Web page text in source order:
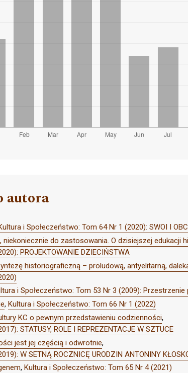
autora
i Społeczeństwo: Tom 64 Nr 1 (2020): SWOI I
niekoniecznie do zastosowania. O dzisiejszej edukacji
PROJEKTOWANIE DZIECIŃSTWA
historiograficzną – proludową, antyelitarną,
i Społeczeństwo: Tom 53 Nr 3 (2009): Przestrzenie
, Kultura i Społeczeństwo: Tom 66 Nr 1 (2022)
KC o pewnym przedstawieniu codzienności,
STATUSY, ROLE I REPREZENTACJE W SZTUCE
jest jej częścią i odwrotnie,
W SETNĄ ROCZNICĘ URODZIN ANTONINY
, Kultura i Społeczeństwo: Tom 65 Nr 4 (2021)